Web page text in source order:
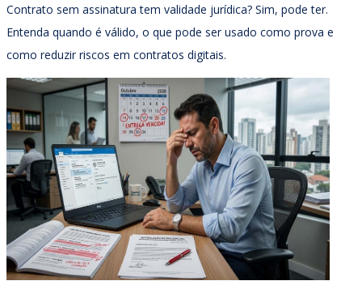
Contrato sem assinatura tem validade jurídica? Sim, pode ter.
Entenda quando é válido, o que pode ser usado como prova e
como reduzir riscos em contratos digitais.